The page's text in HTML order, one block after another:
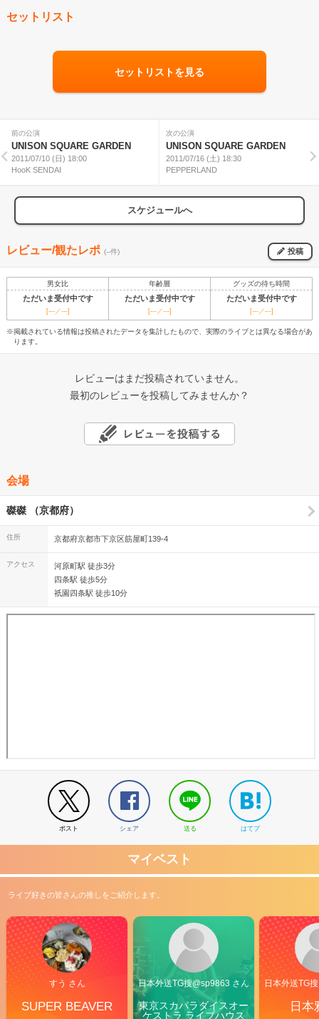
セットリスト
セットリストを見る
前の公演
UNISON SQUARE GARDEN
2011/07/10 (日) 18:00
HooK SENDAI
次の公演
UNISON SQUARE GARDEN
2011/07/16 (土) 18:30
PEPPERLAND
スケジュールへ
レビュー/観たレポ (--件) 投稿
男女比 年齢層 グッズの待ち時間
ただいま受付中です ただいま受付中です ただいま受付中です
[---／---] [---／---] [---／---]
※掲載されている情報は投稿されたデータを集計したもので、実際のライブとは異なる場合があ
ります。
レビューはまだ投稿されていません。
最初のレビューを投稿してみませんか？
会場
磔磔 （京都府）
住所 京都府京都市下京区筋屋町139-4
アクセス
河原町駅 徒歩3分
四条駅 徒歩5分
祇園四条駅 徒歩10分
ポスト シェア 送る はてブ
マイベスト
ライブ好きの皆さんの推しをご紹介します。
すう さん
SUPER BEAVER
日本外送TG搜@sp9863 さん
東京スカパラダイスオー
ケストラ ライブハウス
日本外送TG
日本